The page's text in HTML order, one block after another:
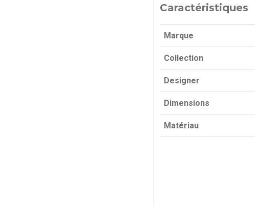
Caractéristiques
Marque
Collection
Designer
Dimensions
Matériau